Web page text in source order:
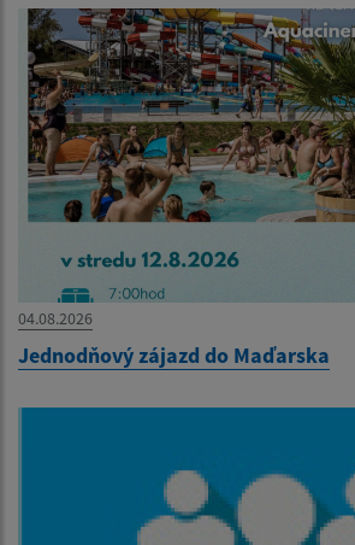
04.08.2026
Jednodňový zájazd do Maďarska